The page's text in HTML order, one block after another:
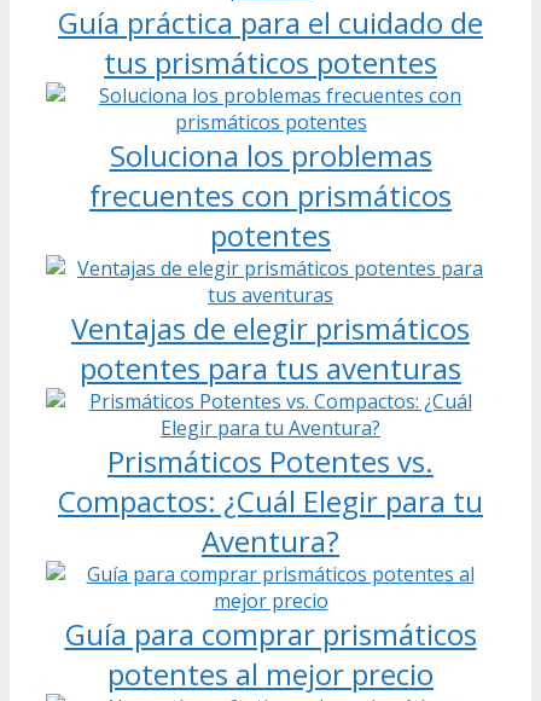
Guía práctica para el cuidado de
tus prismáticos potentes
Soluciona los problemas
frecuentes con prismáticos
potentes
Ventajas de elegir prismáticos
potentes para tus aventuras
Prismáticos Potentes vs.
Compactos: ¿Cuál Elegir para tu
Aventura?
Guía para comprar prismáticos
potentes al mejor precio